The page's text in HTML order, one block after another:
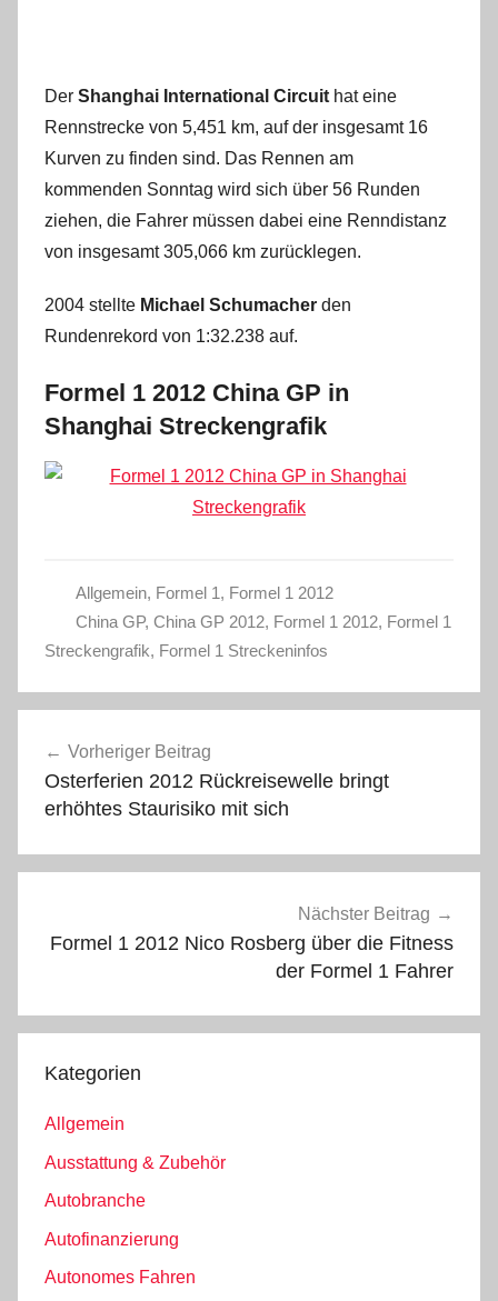
Der Shanghai International Circuit hat eine
Rennstrecke von 5,451 km, auf der insgesamt 16
Kurven zu finden sind. Das Rennen am
kommenden Sonntag wird sich über 56 Runden
ziehen, die Fahrer müssen dabei eine Renndistanz
von insgesamt 305,066 km zurücklegen.
2004 stellte Michael Schumacher den
Rundenrekord von 1:32.238 auf.
Formel 1 2012 China GP in
Shanghai Streckengrafik
Allgemein, Formel 1, Formel 1 2012
China GP, China GP 2012, Formel 1 2012, Formel 1
Streckengrafik, Formel 1 Streckeninfos
Vorheriger Beitrag
Osterferien 2012 Rückreisewelle bringt
erhöhtes Staurisiko mit sich
Nächster Beitrag
Formel 1 2012 Nico Rosberg über die Fitness
der Formel 1 Fahrer
Kategorien
Allgemein
Ausstattung & Zubehör
Autobranche
Autofinanzierung
Autonomes Fahren